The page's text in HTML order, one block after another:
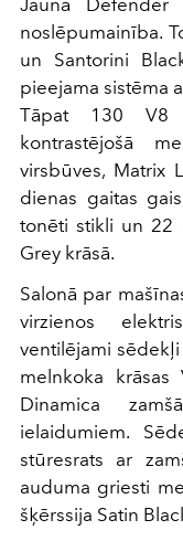
noslēpumainība.
un Santorini
pieejama sistēma
Tāpat 130 V8
kontrastējošā
virsbūves, Matrix
dienas gaitas
tonēti stikli un 22
Grey krāsā.
Salonā par
virzienos
ventilējami
melnkoka
Dinamica
ielaidumiem.
stūresrats ar
auduma griesti
šķērssija Satin